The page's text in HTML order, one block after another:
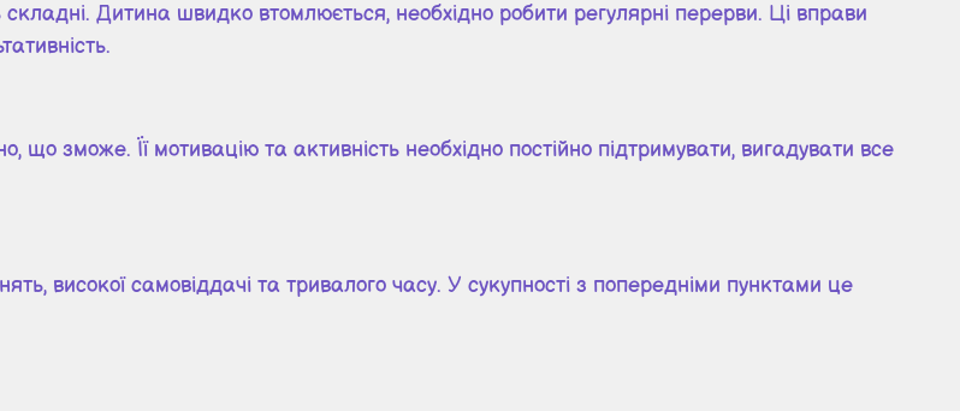
Дитина швидко втомлюється, необхідно робити регулярні перерви. Ці вправи
зможе. Її мотивацію та активність необхідно постійно підтримувати, вигадувати все
високої самовіддачі та тривалого часу. У сукупності з попередніми пунктами це